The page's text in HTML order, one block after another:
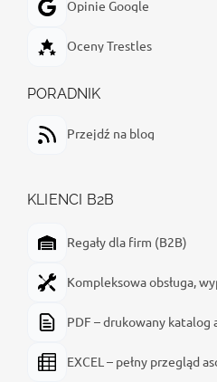
Opinie Google
Oceny Trestles
PORADNIK
Przejdź na blog
KLIENCI B2B
Regały dla firm (B2B)
Kompleksowa obsługa,
PDF – drukowany
EXCEL – pełny przegląd